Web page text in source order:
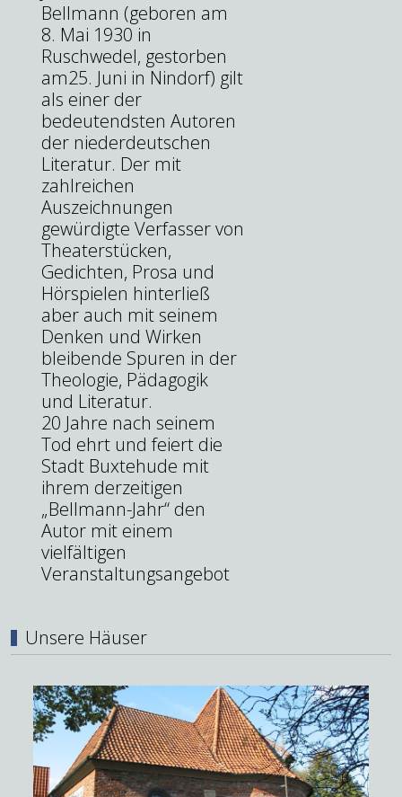
Bellmann (geboren am
8. Mai 1930 in
Ruschwedel, gestorben
am25. Juni in Nindorf) gilt
als einer der
bedeutendsten Autoren
der niederdeutschen
Literatur. Der mit
zahlreichen
Auszeichnungen
gewürdigte Verfasser von
Theaterstücken,
Gedichten, Prosa und
Hörspielen hinterließ
aber auch mit seinem
Denken und Wirken
bleibende Spuren in der
Theologie, Pädagogik
und Literatur.
20 Jahre nach seinem
Tod ehrt und feiert die
Stadt Buxtehude mit
ihrem derzeitigen
„Bellmann-Jahr“ den
Autor mit einem
vielfältigen
Veranstaltungsangebot
Unsere Häuser